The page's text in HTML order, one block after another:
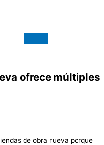
ofrece múltiples
de obra nueva porque